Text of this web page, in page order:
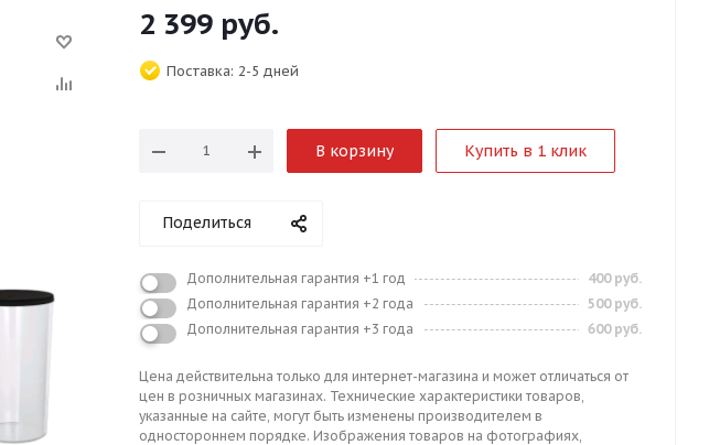
2 399 руб.
Поставка: 2-5 дней
В корзину Купить в 1 клик
Поделиться
Дополнительная гарантия +1 год
400 руб.
Дополнительная гарантия +2 года
500 руб.
Дополнительная гарантия +3 года
600 руб.
Цена действительна только для интернет-магазина и может отличаться от
цен в розничных магазинах. Технические характеристики товаров,
указанные на сайте, могут быть изменены производителем в
одностороннем порядке. Изображения товаров на фотографиях,